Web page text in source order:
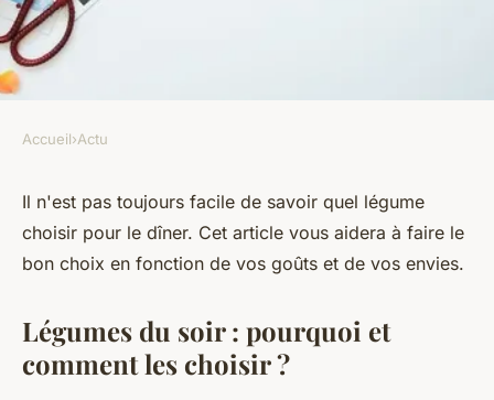
Quel légume pour le soir ?
perrine 31 octobre 2022 6 min de lecture
Accueil›Actu
Il n'est pas toujours facile de savoir quel légume
choisir pour le dîner. Cet article vous aidera à faire le
bon choix en fonction de vos goûts et de vos envies.
Légumes du soir : pourquoi et
comment les choisir ?